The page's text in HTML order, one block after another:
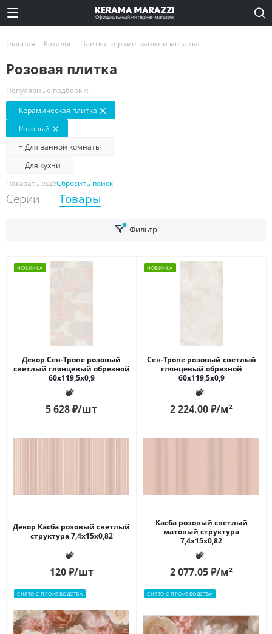
Официальный интернет-магазин
Главная - Каталог - Плитка, керамогранит и мозаика
Розовая плитка
Популярные подборки:
Керамическая плитка
Розовый
+ Для ванной комнаты
+ Для кухни
Показать ещёСбросить поиск
Серии Товары
Фильтр
НОВИНКА
Декор Сен-Тропе розовый
светлый глянцевый обрезной
60x119,5x0,9
5 628₽/шт
НОВИНКА
Сен-Тропе розовый светлый
глянцевый обрезной
60x119,5x0,9
2 224.00₽/м2
Декор Касба розовый светлый
структура 7,4x15x0,82
120₽/шт
Касба розовый светлый
матовый структура
7,4x15x0,82
2 077.05₽/м2
СНЯТО С ПРОИЗВОДСТВА СНЯТО С ПРОИЗВОДСТВА